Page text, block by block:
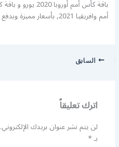
أمم وافريقيا 2021, بأسعار مميزة وبدفع الكتروني.
السابق
اترك تعليقاً
لن يتم نشر عنوان بريدك الإلكتروني.
بـ*